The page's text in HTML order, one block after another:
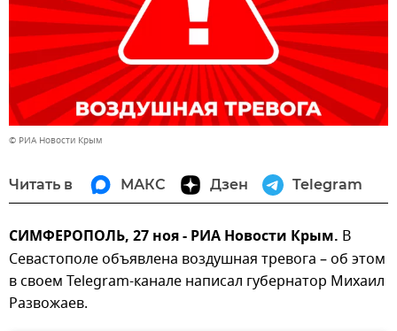
© РИА Новости Крым
Читать в МАКС Дзен Telegram
СИМФЕРОПОЛЬ, 27 ноя - РИА Новости Крым. В
Севастополе объявлена воздушная тревога – об этом
в своем Telegram-канале написал губернатор Михаил
Развожаев.